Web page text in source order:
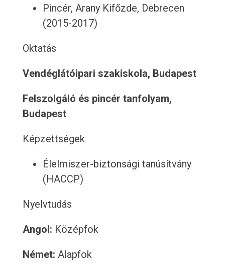
Pincér, Arany Kifőzde, Debrecen
(2015-2017)
Oktatás
Vendéglátóipari szakiskola, Budapest
Felszolgáló és pincér tanfolyam,
Budapest
Képzettségek
Élelmiszer-biztonsági tanúsítvány
(HACCP)
Nyelvtudás
Angol: Középfok
Német: Alapfok